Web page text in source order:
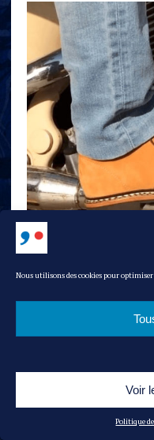
Nous utilisons des cookies pour
Voir
Politique
LE